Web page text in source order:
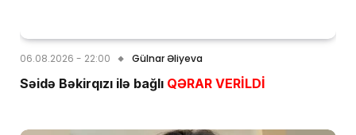
06.08.2026 - 22:00 Gülnar Əliyeva
Səidə Bəkirqızı ilə bağlı QƏRAR VERİLDİ